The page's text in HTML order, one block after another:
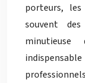
porteurs,
souvent